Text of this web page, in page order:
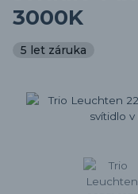
3000K
5 let záruka